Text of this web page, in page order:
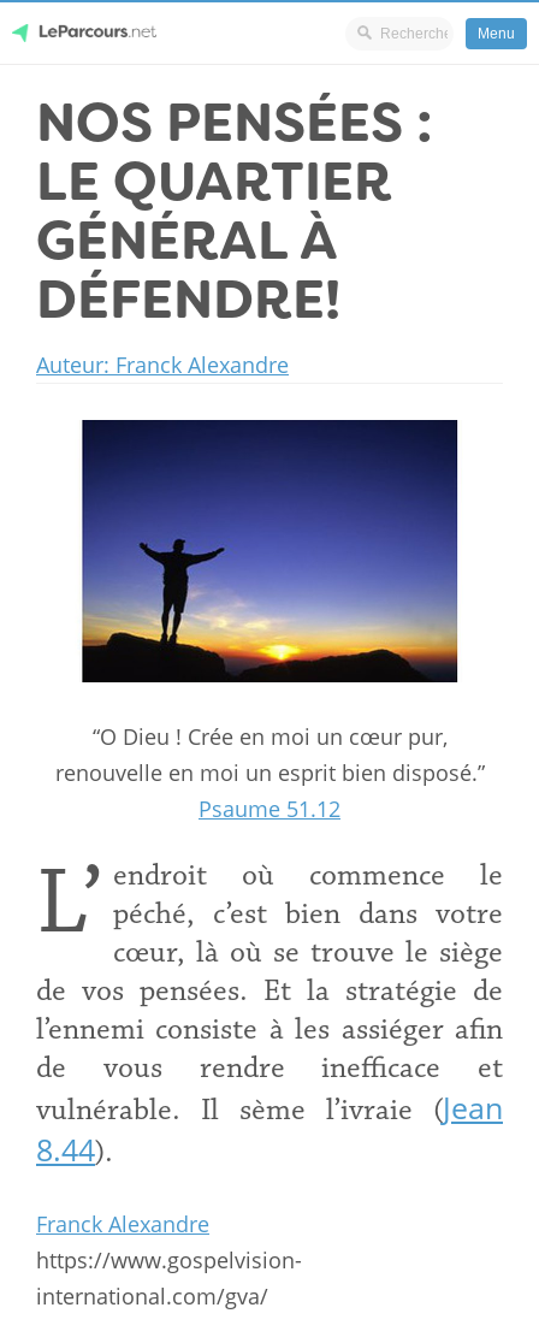
content
LeParcours.net
Menu
NOS PENSÉES :
LE QUARTIER
GÉNÉRAL À
DÉFENDRE!
Auteur: Franck Alexandre
“O Dieu ! Crée en moi un cœur pur,
renouvelle en moi un esprit bien disposé.”
Psaume 51.12
L’ endroit où commence le
péché, c’est bien dans votre
cœur, là où se trouve le siège
de vos pensées. Et la stratégie de
l’ennemi consiste à les assiéger afin
de vous rendre inefficace et
vulnérable. Il sème l’ivraie (Jean
8.44).
Franck Alexandre
https://www.gospelvision-
international.com/gva/